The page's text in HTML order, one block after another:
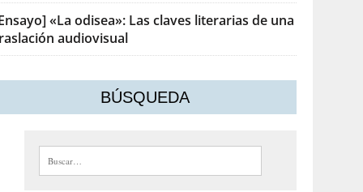
«La odisea»: Las claves literarias de una
audiovisual
BÚSQUEDA
Buscar: